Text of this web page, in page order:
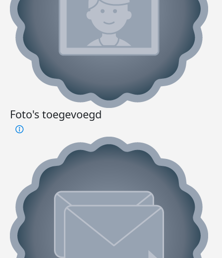
Foto's toegevoegd